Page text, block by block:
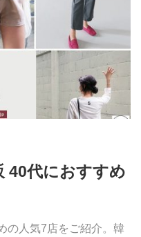
40代におすすめ
の人気7店をご紹介。韓